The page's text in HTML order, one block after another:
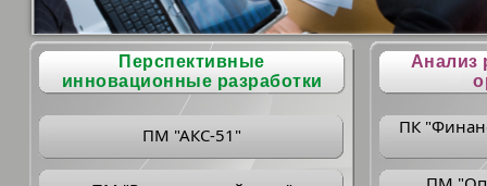
Перспективные
инновационные разработки
ПМ "АКС-51"
Анализ
ПК